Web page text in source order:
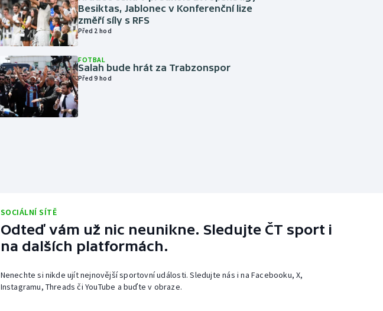
Besiktas, Jablonec v Konferenční lize
změří síly s RFS
Před 2 hod
FOTBAL
Salah bude hrát za Trabzonspor
Před 9 hod
SOCIÁLNÍ SÍTĚ
Odteď vám už nic neunikne. Sledujte ČT sport i
na dalších platformách.
Nenechte si nikde ujít nejnovější sportovní události. Sledujte nás i na Facebooku, X,
Instagramu, Threads či YouTube a buďte v obraze.